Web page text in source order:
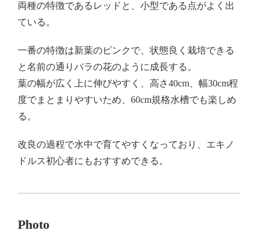
両種の特徴であるレッドと、小型である点がよく出
ている。
一番の特徴は新葉のピンクで、状態良く栽培できる
と名前の通りバラの花のように成長する。
葉の幅が広く上に伸びやすく、高さ40cm、幅30cm程
度でまとまりやすいため、60cm規格水槽でも楽しめ
る。
改良の過程で水中で育てやすくなっており、エキノ
ドルス初心者にもおすすめできる。
Photo